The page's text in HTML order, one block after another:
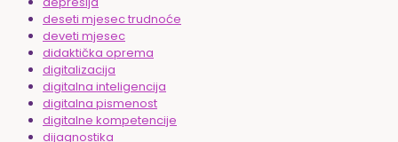
deseti mjesec trudnoće
deveti mjesec
didaktička oprema
digitalizacija
digitalna inteligencija
digitalna pismenost
digitalne kompetencije
dijagnostika